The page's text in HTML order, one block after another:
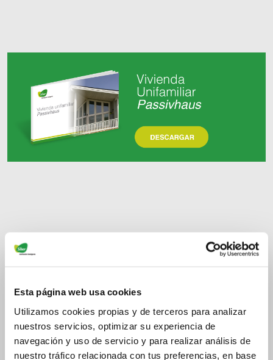
Esta página web usa cookies
Utilizamos cookies propias y de terceros para analizar
nuestros servicios, optimizar su experiencia de
navegación y uso de servicio y para realizar análisis de
nuestro tráfico relacionada con tus preferencias, en base